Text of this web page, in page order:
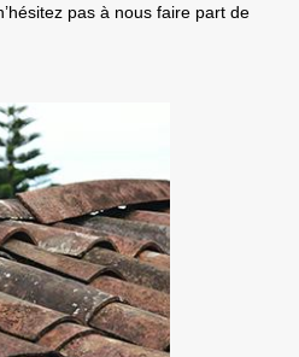
pas à nous faire part de